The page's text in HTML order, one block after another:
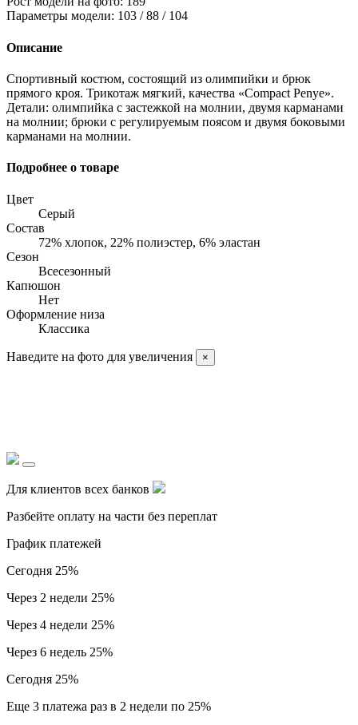
Параметры модели: 103 / 88 / 104
Описание
Спортивный костюм, состоящий из олимпийки и брюк
прямого кроя. Трикотаж мягкий, качества «Compact Penye».
Детали: олимпийка с застежкой на молнии, двумя карманами
на молнии; брюки с регулируемым поясом и двумя боковыми
карманами на молнии.
Подробнее о товаре
Цвет
Серый
Состав
72% хлопок, 22% полиэстер, 6% эластан
Сезон
Всесезонный
Капюшон
Нет
Оформление низа
Классика
Наведите на фото для увеличения ×
Для клиентов всех банков
Разбейте оплату на части без переплат
График платежей
Сегодня 25%
Через 2 недели 25%
Через 4 недели 25%
Через 6 недель 25%
Сегодня 25%
Еще 3 платежа раз в 2 недели по 25%